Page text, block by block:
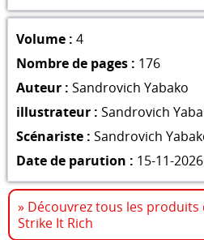
Volume : 4
Nombre de pages : 176
Auteur : Sandrovich Yabako
illustrateur : Sandrovich
Scénariste : Sandrovich
Date de parution : 15-11-2026
» Découvrez tous les produits
Strike It Rich